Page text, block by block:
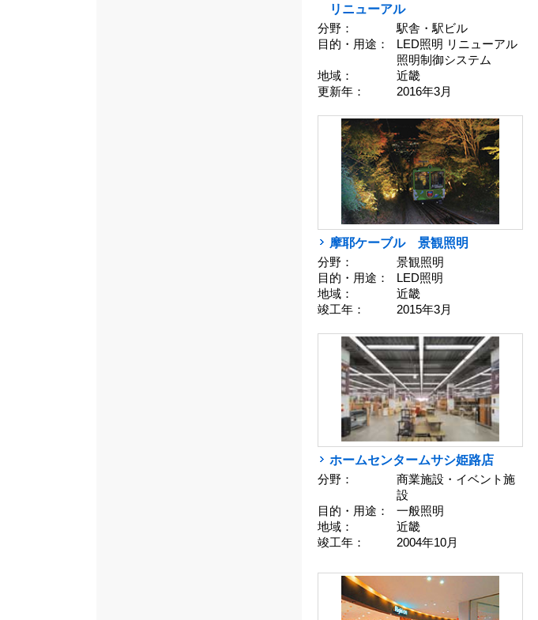
リニューアル
分野：
駅舎・駅ビル
目的・用途：
LED照明 リニューアル
照明制御システム
地域：
近畿
更新年：
2016年3月
摩耶ケーブル 景観照明
分野：
景観照明
目的・用途：
LED照明
地域：
近畿
竣工年：
2015年3月
ホームセンタームサシ姫路店
分野：
商業施設・イベント施
設
目的・用途：
一般照明
地域：
近畿
竣工年：
2004年10月